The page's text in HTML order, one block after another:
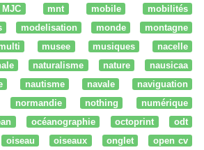
MJC mnt mobile
mobilités
modelisation monde
montagne
musee musiques
nacelle
naturalisme nature
nausicaa
nautisme navale
naviguation
normandie nothing
numérique
océanographie octoprint
odt
oiseau oiseaux onglet
open cv